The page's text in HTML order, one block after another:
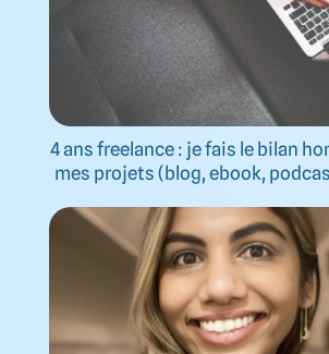
4 ans freelance : je fais le bilan
mes projets (blog, ebook,